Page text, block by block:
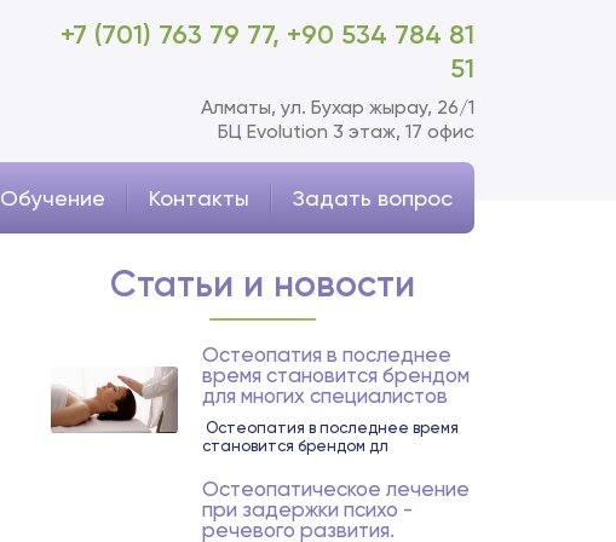
+7 (701) 763 79 77, +90 534 784 81
51
Алматы, ул. Бухар жырау, 26/1
БЦ Evolution 3 этаж, 17 офис
Обучение Контакты Задать вопрос
Статьи и новости
Остеопатия в последнее
время становится брендом
для многих специалистов
Остеопатия в последнее время
становится брендом дл
Остеопатическое лечение
при задержки психо -
речевого развития.